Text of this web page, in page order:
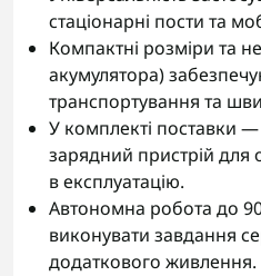
стаціонарні пости та
Компактні розміри та
акумулятора)
транспортування та
У комплекті поставки —
зарядний пристрій для
в експлуатацію.
Автономна робота до
виконувати завдання
додаткового живлення.